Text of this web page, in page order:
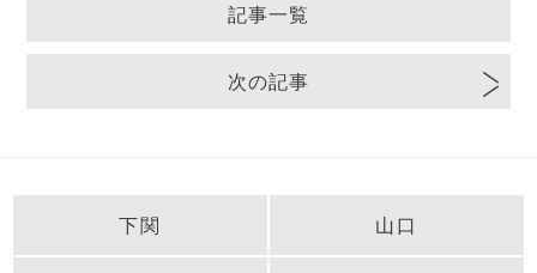
記事一覧
次の記事
下関 山口